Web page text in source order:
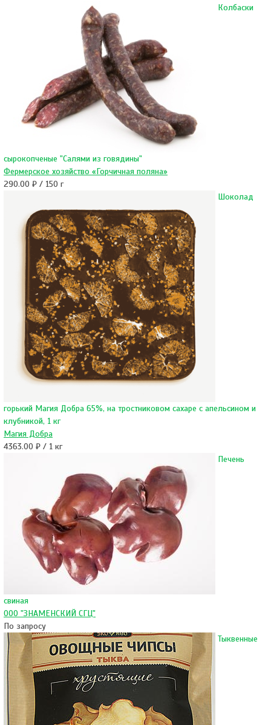
Колбаски
сырокопченые "Салями из говядины"
Фермерское хозяйство «Горчичная поляна»
290.00 ₽ / 150 г
Шоколад
горький Магия Добра 65%, на тростниковом сахаре c апельсином и
клубникой, 1 кг
Магия Добра
4363.00 ₽ / 1 кг
Печень
свиная
ООО "ЗНАМЕНСКИЙ СГЦ"
По запросу
Тыквенные